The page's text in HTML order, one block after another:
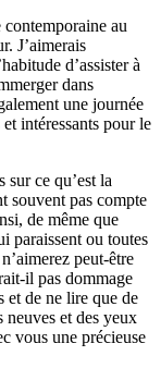
contemporaine au
J’aimerais
d’assister à
dans
une journée
intéressants pour le
sur ce qu’est la
souvent pas compte
de même que
paraissent ou toutes
peut-être
il pas dommage
et de ne lire que de
neuves et des yeux
vous une précieuse